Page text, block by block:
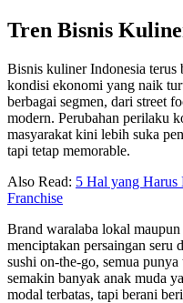
Tren Bisnis
Bisnis kuliner Indonesia terus
kondisi ekonomi yang naik
berbagai segmen, dari street
modern. Perubahan perilaku
masyarakat kini lebih suka
tapi tetap memorable.
Also Read: 5 Hal yang Harus
Franchise
Brand waralaba lokal
menciptakan persaingan seru
sushi on-the-go, semua
semakin banyak anak muda
modal terbatas, tapi berani